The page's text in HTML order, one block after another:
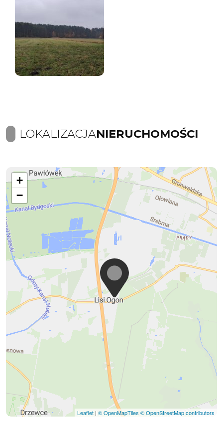
LOKALIZACJANIERUCHOMOŚCI
+
−
Leaflet | © OpenMapTiles © OpenStreetMap contributors